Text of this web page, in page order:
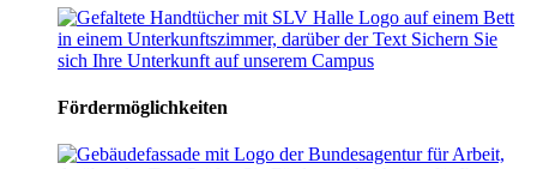
Fördermöglichkeiten